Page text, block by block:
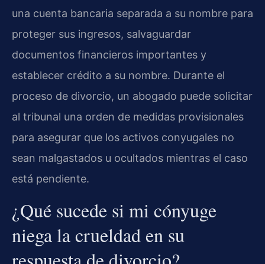
una cuenta bancaria separada a su nombre para
proteger sus ingresos, salvaguardar
documentos financieros importantes y
establecer crédito a su nombre. Durante el
proceso de divorcio, un abogado puede solicitar
al tribunal una orden de medidas provisionales
para asegurar que los activos conyugales no
sean malgastados u ocultados mientras el caso
está pendiente.
¿Qué sucede si mi cónyuge
niega la crueldad en su